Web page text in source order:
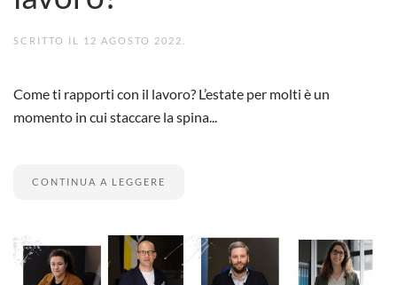
SCRITTO IL 12 AGOSTO 2022
Come ti rapporti con il lavoro? L’estate per molti è un
momento in cui staccare la spina...
CONTINUA A LEGGERE